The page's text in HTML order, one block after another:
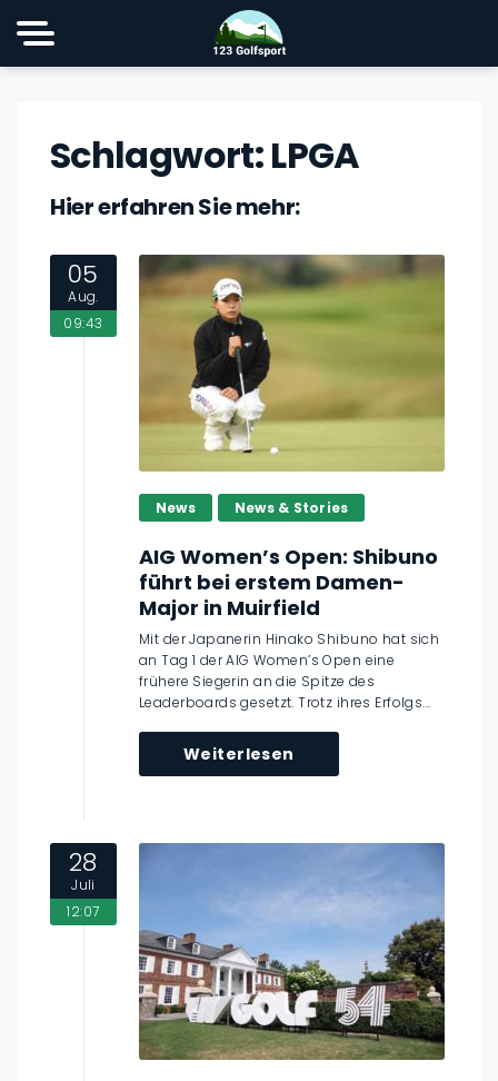
Schlagwort:LPGA
Hier erfahren Sie mehr:
05
Aug.
09:43
News News & Stories
AIG Women’s Open: Shibuno
führt bei erstem Damen-
Major in Muirfield
Mit der Japanerin Hinako Shibuno hat sich
an Tag 1 der AIG Women’s Open eine
frühere Siegerin an die Spitze des
Leaderboards gesetzt. Trotz ihres Erfolgs...
Weiterlesen
28
Juli
12:07